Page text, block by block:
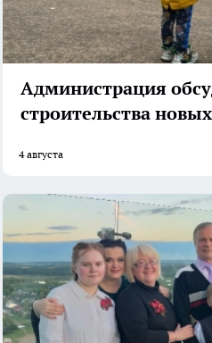
Администрация
строительства
4 августа